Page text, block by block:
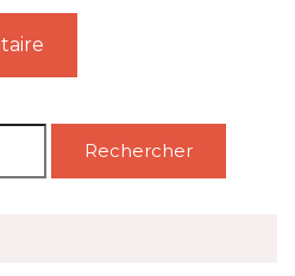
Rechercher